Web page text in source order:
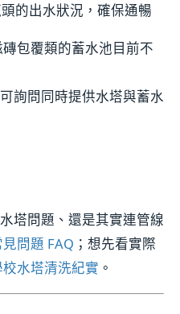
的出水狀況，確保通暢
包覆類的蓄水池目前不
詢問同時提供水塔與蓄水
塔問題、還是其實連管線
見問題 FAQ ；想先看實際
水塔清洗紀實 。